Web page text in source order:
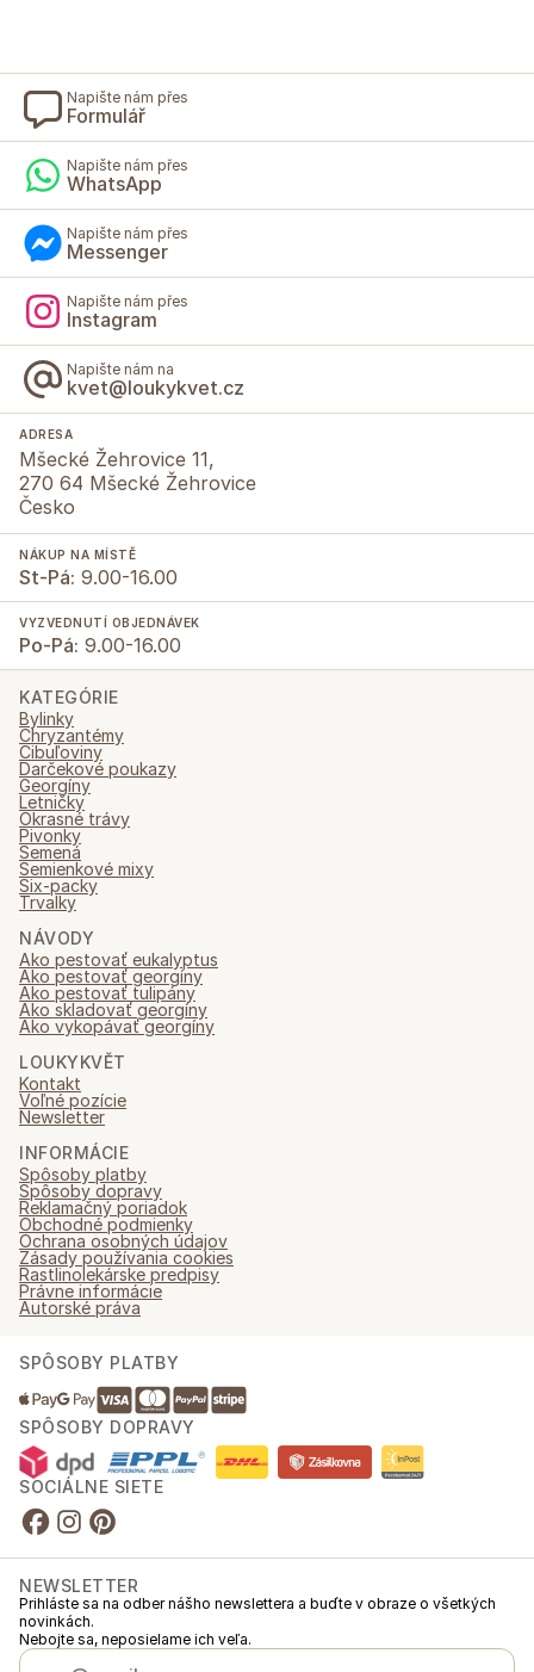
Napište nám přes
Formulář
Napište nám přes
WhatsApp
Napište nám přes
Messenger
Napište nám přes
Instagram
Napište nám na
kvet@loukykvet.cz
ADRESA
Mšecké Žehrovice 11,
270 64 Mšecké Žehrovice
Česko
NÁKUP NA MÍSTĚ
St-Pá: 9.00-16.00
VYZVEDNUTÍ OBJEDNÁVEK
Po-Pá: 9.00-16.00
KATEGÓRIE
Bylinky
Chryzantémy
Cibuľoviny
Darčekové poukazy
Georgíny
Letničky
Okrasné trávy
Pivonky
Semená
Semienkové mixy
Six-packy
Trvalky
NÁVODY
Ako pestovať eukalyptus
Ako pestovať georgíny
Ako pestovať tulipány
Ako skladovať georgíny
Ako vykopávať georgíny
LOUKYKVĚT
Kontakt
Voľné pozície
Newsletter
INFORMÁCIE
Spôsoby platby
Spôsoby dopravy
Reklamačný poriadok
Obchodné podmienky
Ochrana osobných údajov
Zásady používania cookies
Rastlinolekárske predpisy
Právne informácie
Autorské práva
SPÔSOBY PLATBY
SPÔSOBY DOPRAVY
SOCIÁLNE SIETE
NEWSLETTER
Prihláste sa na odber nášho newslettera a buďte v obraze o všetkých
novinkách.
Nebojte sa, neposielame ich veľa.